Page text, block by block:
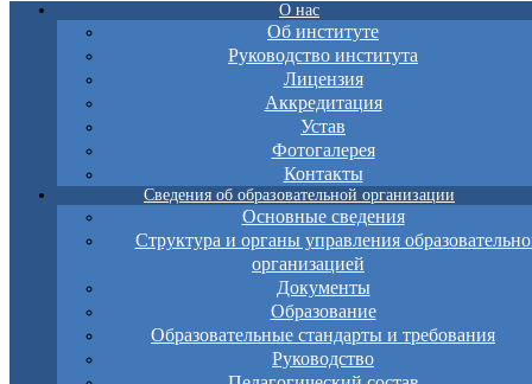
О нас
Об институте
Руководство института
Лицензия
Аккредитация
Устав
Фотогалерея
Контакты
Сведения об образовательной организации
Основные сведения
Структура и органы управления
организацией
Документы
Образование
Образовательные стандарты и требования
Руководство